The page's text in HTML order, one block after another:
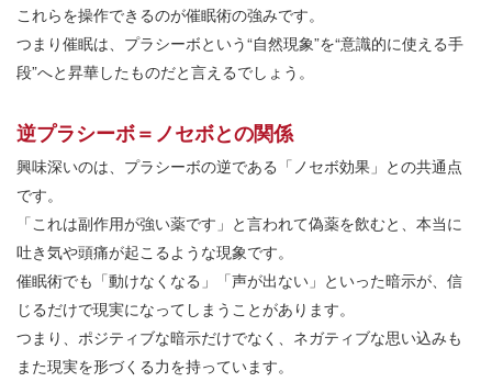
これらを操作できるのが催眠術の強みです。
つまり催眠は、プラシーボという“自然現象”を“意識的に使える手
段”へと昇華したものだと言えるでしょう。
逆プラシーボ＝ノセボとの関係
興味深いのは、プラシーボの逆である「ノセボ効果」との共通点
です。
「これは副作用が強い薬です」と言われて偽薬を飲むと、本当に
吐き気や頭痛が起こるような現象です。
催眠術でも「動けなくなる」「声が出ない」といった暗示が、信
じるだけで現実になってしまうことがあります。
つまり、ポジティブな暗示だけでなく、ネガティブな思い込みも
また現実を形づくる力を持っています。